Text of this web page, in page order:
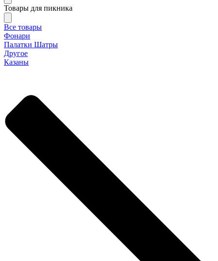
Товары для пикника
Все товары
Фонари
Палатки Шатры
Другое
Казаны